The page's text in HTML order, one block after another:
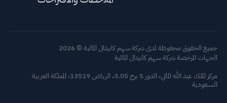
جميع الحقوق محفوظة لدى شركة سهم كابيتال المالية © 2026
الجهات المرخصة شركة سهم كابيتال المالية
مركز الملك عبد الله المالي، الدور 5 برج 3.05، الرياض 13519، المملكة العربية
السعودية